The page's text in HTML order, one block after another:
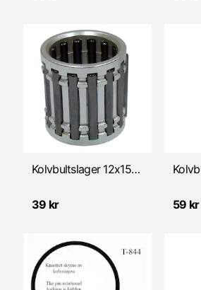
Kolvbultslager 12x15x15mm
39 kr 59 kr